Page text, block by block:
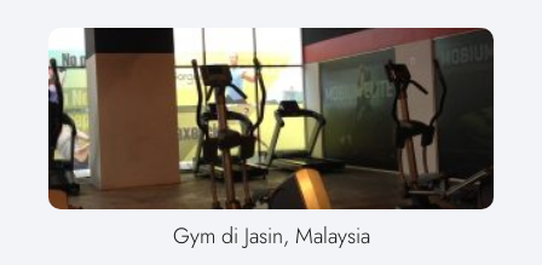
Gym di Jasin, Malaysia